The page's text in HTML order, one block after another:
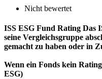
Nicht bewertet
ISS ESG Fund Rating Das
seine Vergleichsgruppe
gemacht zu haben oder in
Wenn ein Fonds kein
ESG)